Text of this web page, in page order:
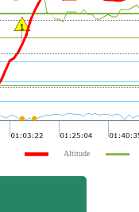
Altitude